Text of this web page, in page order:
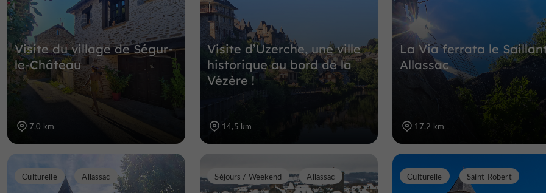
Visite du village de Ségur-
le-Château
7,0 km
Visite d’Uzerche, une ville
historique au bord de la
Vézère !
14,5 km
La Via ferrata le
Allassac
17,2 km
Culturelle Allassac Séjours / Weekend Allassac Culturelle Saint-Robert